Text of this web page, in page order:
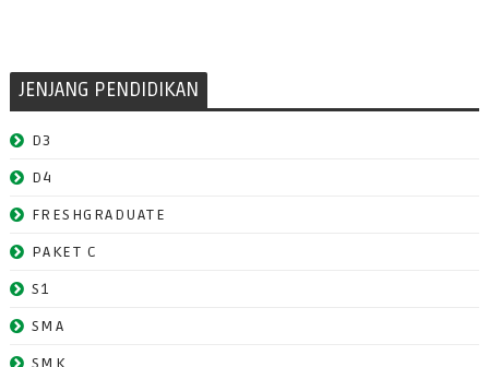
JENJANG PENDIDIKAN
D3
D4
FRESHGRADUATE
PAKET C
S1
SMA
SMK